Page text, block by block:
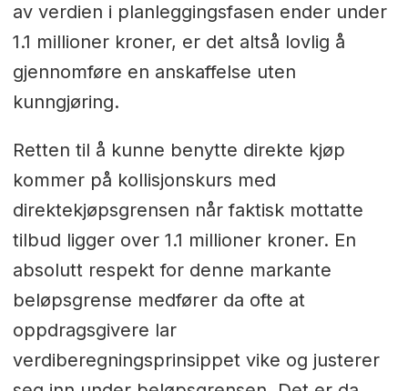
av verdien i planleggingsfasen ender under
1.1 millioner kroner, er det altså lovlig å
gjennomføre en anskaffelse uten
kunngjøring.
Retten til å kunne benytte direkte kjøp
kommer på kollisjonskurs med
direktekjøpsgrensen når faktisk mottatte
tilbud ligger over 1.1 millioner kroner. En
absolutt respekt for denne markante
beløpsgrense medfører da ofte at
oppdragsgivere lar
verdiberegningsprinsippet vike og justerer